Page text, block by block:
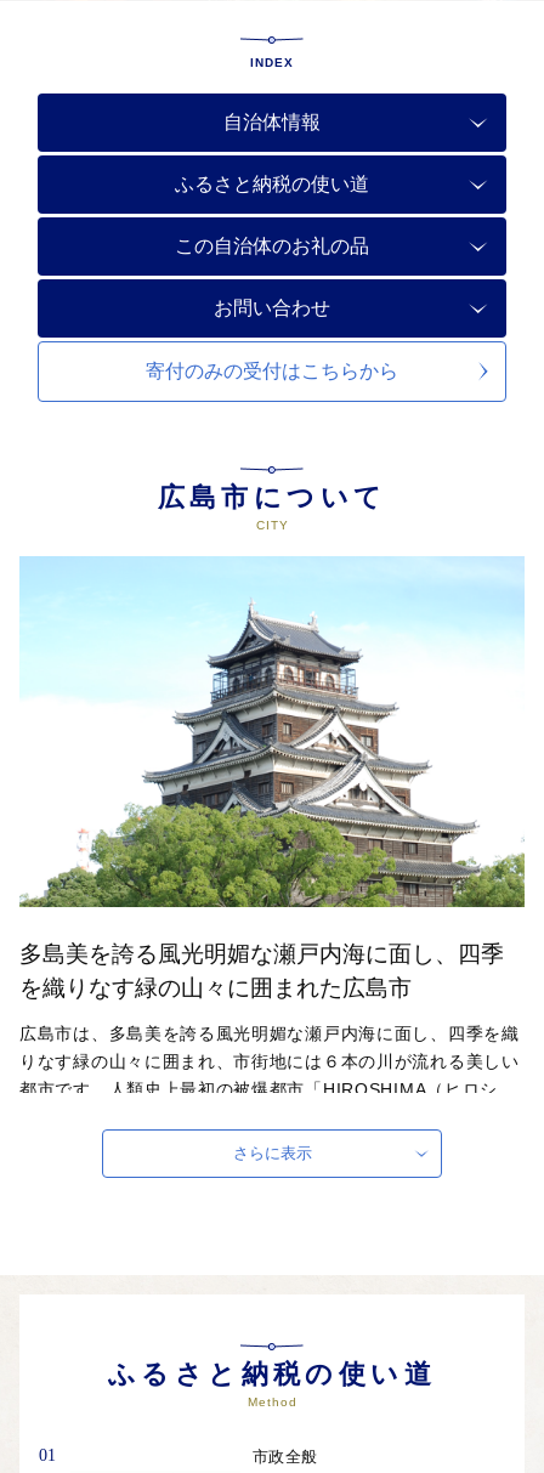
INDEX
自治体情報
ふるさと納税の使い道
この自治体のお礼の品
お問い合わせ
寄付のみの受付はこちらから
広島市について
多島美を誇る風光明媚な瀬戸内海に面し、四季
を織りなす緑の山々に囲まれた広島市
広島市は、多島美を誇る風光明媚な瀬戸内海に面し、四季を織
りなす緑の山々に囲まれ、市街地には６本の川が流れる美しい
都市です。人類史上最初の被爆都市「HIROSHIMA（ヒロシ
中心部にある平和記念公園の原爆死没者慰霊碑などでは、手を
合わせ祈る人や、献花が絶えることはありません。牡蠣をはじ
外部サイトへ遷移します。
個人情報の保護は遷移先サイトの方針に従います。
さらに表示
ふるさと納税の使い道
Method
01
市政全般